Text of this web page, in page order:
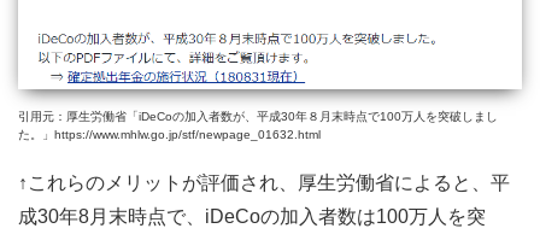
引用元：厚生労働省「iDeCoの加入者数が、平成30年８月末時点で100万人を突破しまし
た。」https://www.mhlw.go.jp/stf/newpage_01632.html
↑これらのメリットが評価され、厚生労働省によると、平
成30年8月末時点で、iDeCoの加入者数は100万人を突